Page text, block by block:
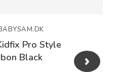
›
Pro Style
Black